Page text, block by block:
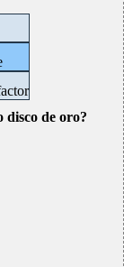
de oro?